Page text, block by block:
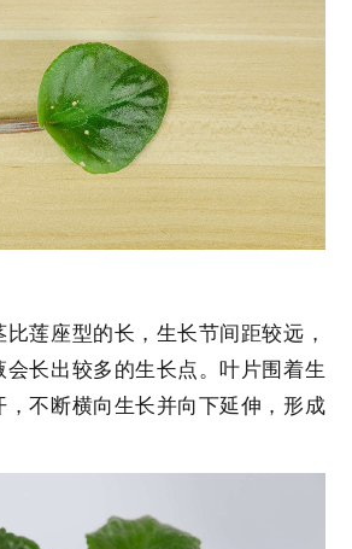
莲座型的长，生长节间距较远，
长出较多的生长点。叶片围着生
，不断横向生长并向下延伸，形成